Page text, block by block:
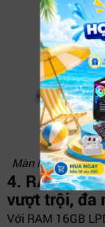
Màn hình FHD+
4. RAM
vượt trội, đa
Với RAM 16GB